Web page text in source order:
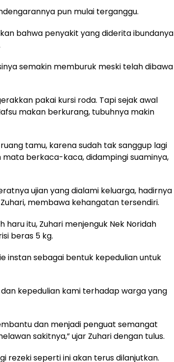
pun mulai terganggu.
bahwa penyakit yang diderita ibundanya
semakin memburuk meski telah dibawa
pakai kursi roda. Tapi sejak awal
makan berkurang, tubuhnya makin
tamu, karena sudah tak sanggup lagi
mata berkaca-kaca, didampingi suaminya,
ujian yang dialami keluarga, hadirnya
membawa kehangatan tersendiri.
itu, Zuhari menjenguk Nek Noridah
beras 5 kg.
instan sebagai bentuk kepedulian untuk
kepedulian kami terhadap warga yang
dan menjadi penguat semangat
sakitnya,” ujar Zuhari dengan tulus.
rezeki seperti ini akan terus dilanjutkan.